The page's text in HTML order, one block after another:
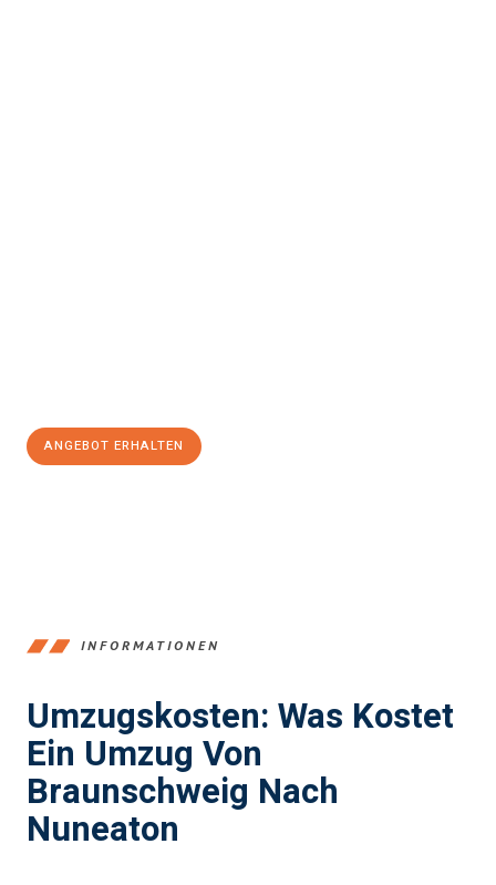
ANGEBOT ERHALTEN
INFORMATIONEN
Umzugskosten: Was Kostet
Ein Umzug Von
Braunschweig Nach
Nuneaton